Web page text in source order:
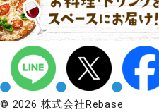
© 2026 株式会社Rebase